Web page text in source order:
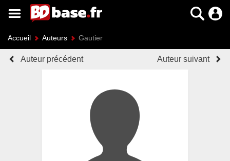
Accueil Auteurs Gautier
Auteur précédent Auteur suivant